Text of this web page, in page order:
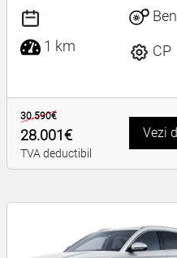
1 km CP
30.590€
28.001€
TVA deductibil
Vezi